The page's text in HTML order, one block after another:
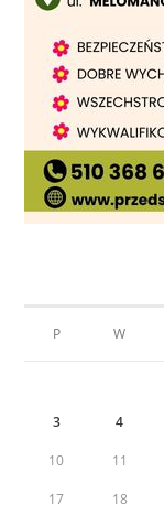
P W
3 4
10 11
17 18